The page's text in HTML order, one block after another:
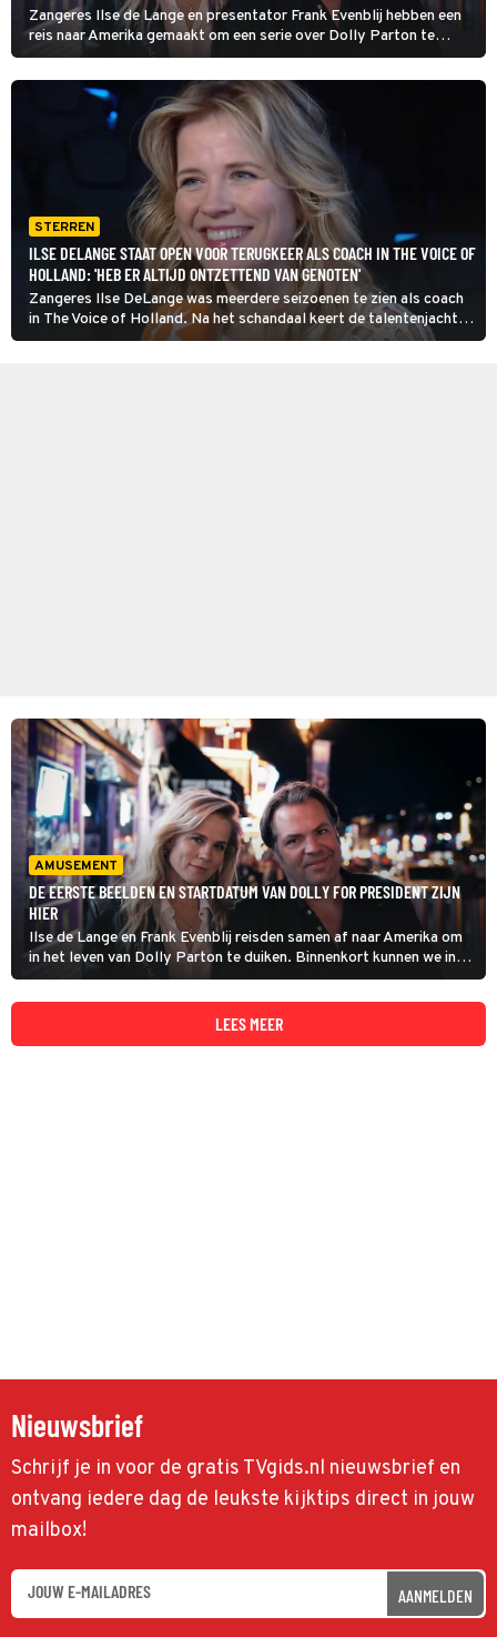
Zangeres Ilse de Lange en presentator Frank Evenblij hebben een
reis naar Amerika gemaakt om een serie over Dolly Parton te
maken. In een interview met Shownieuws blikken ze vooruit op de
nieuwe Omroep MAX-serie Dolly for President, die aankomende
vrijdag van start gaat.
STERREN
ILSE DELANGE STAAT OPEN VOOR TERUGKEER ALS COACH IN THE VOICE OF
HOLLAND: 'HEB ER ALTIJD ONTZETTEND VAN GENOTEN'
Zangeres Ilse DeLange was meerdere seizoenen te zien als coach
in The Voice of Holland. Na het schandaal keert de talentenjacht
naar verwachting in 2026 terug op de buis. In een gesprek met
AMUSEMENT
DE EERSTE BEELDEN EN STARTDATUM VAN DOLLY FOR PRESIDENT ZIJN
HIER
Ilse de Lange en Frank Evenblij reisden samen af naar Amerika om
in het leven van Dolly Parton te duiken. Binnenkort kunnen we in
Dolly for President het eindresultaat bewonderen.
LEES MEER
Nieuwsbrief
Schrijf je in voor de gratis TVgids.nl nieuwsbrief en
ontvang iedere dag de leukste kijktips direct in jouw
mailbox!
AANMELDEN